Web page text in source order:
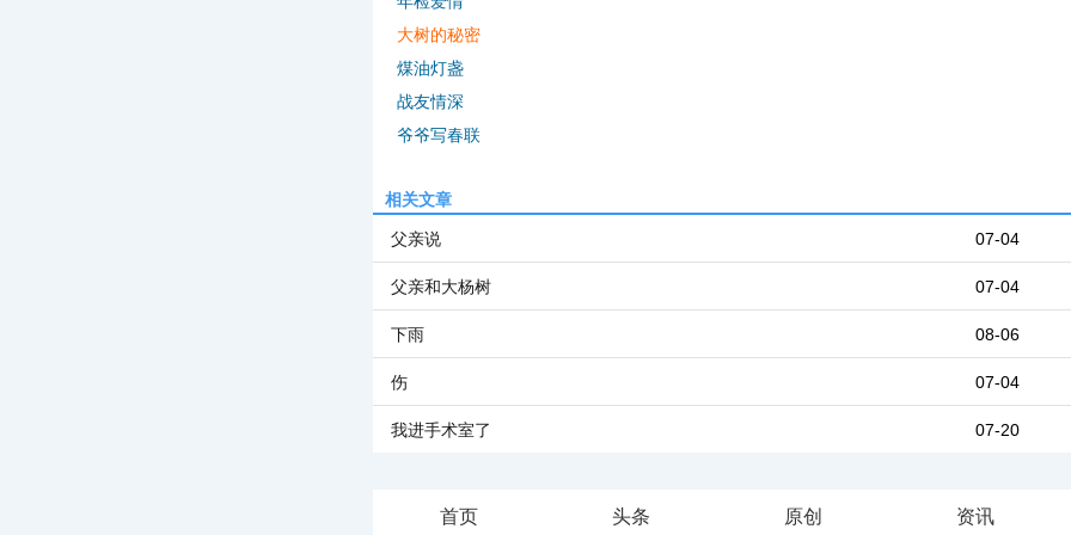
大树的秘密
煤油灯盏
战友情深
爷爷写春联
相关文章
07-04
父亲说
07-04
父亲和大杨树
08-06
下雨
07-04
伤
07-20
我进手术室了
首页 头条 原创 资讯